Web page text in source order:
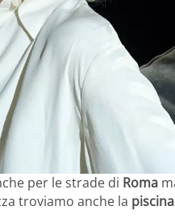
per le strade di Roma
troviamo anche la